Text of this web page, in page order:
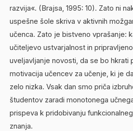
razvija«. (Brajsa, 1995: 10). Zato ni
uspešne šole skriva v aktivnih
učenca. Zato je bistveno vprašanje:
učiteljevo ustvarjalnost in
uveljavljanje novosti, da se bo hkrati
motivacija učencev za učenje, ki je
zelo nizka. Vsak dan smo priča
študentov zaradi monotonega
prispeva k pridobivanju
znanja.